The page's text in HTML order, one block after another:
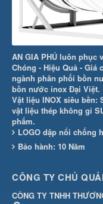
AN GIA PHÚ luôn phục
Chóng - Hiệu Quả - Giá
ngành phân phối bồn
bồn nước inox Đại Việt.
Vật liệu INOX siêu bền:
vật liệu thép không gỉ
phẩm.
LOGO dập nổi chống
Bảo hành: 10 Năm
CÔNG TY CHỦ
CÔNG TY TNHH